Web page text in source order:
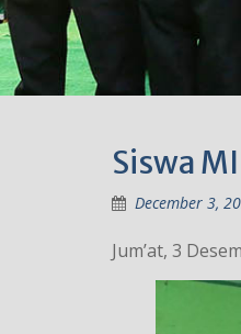
Siswa
December 3,
Jum’at, 3